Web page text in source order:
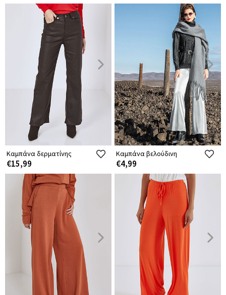
Καμπάνα δερματίνης
€15,99
Καμπάνα βελούδινη
€4,99